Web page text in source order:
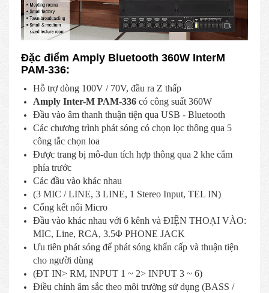
Đặc điểm Amply Bluetooth 360W InterM
PAM-336:
Hỗ trợ dòng 100V / 70V, đầu ra Z thấp
Amply Inter-M PAM-336 có công suất 360W
Đầu vào âm thanh thuận tiện qua USB - Bluetooth
Các chương trình phát sóng có chọn lọc thông qua 5
công tắc chọn loa
Được trang bị mô-đun tích hợp thông qua 2 khe cắm
phía trước
Các đầu vào khác nhau
(3 MIC / LINE, 3 LINE, 1 Stereo Input, TEL IN)
Cổng kết nối Micro
Đầu vào khác nhau với 6 kênh và ĐIỆN THOẠI VÀO:
MIC, Line, RCA, 3.5Φ PHONE JACK
Ưu tiên phát sóng để phát sóng khẩn cấp và thuận tiện
cho người dùng
(ĐT IN> RM, INPUT 1 ~ 2> INPUT 3 ~ 6)
Điều chỉnh âm sắc theo môi trường sử dụng (BASS /